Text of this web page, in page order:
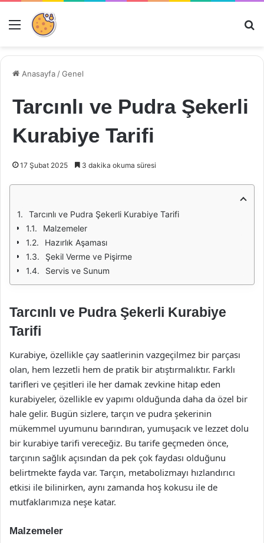
Menü
Anasayfa /Genel
Tarcınlı ve Pudra Şekerli
Kurabiye Tarifi
17 Şubat 2025 3 dakika okuma süresi
Tarcınlı ve Pudra Şekerli Kurabiye Tarifi
Malzemeler
Hazırlık Aşaması
Şekil Verme ve Pişirme
Servis ve Sunum
Tarcınlı ve Pudra Şekerli Kurabiye
Tarifi
Kurabiye, özellikle çay saatlerinin vazgeçilmez bir parçası
olan, hem lezzetli hem de pratik bir atıştırmalıktır. Farklı
tarifleri ve çeşitleri ile her damak zevkine hitap eden
kurabiyeler, özellikle ev yapımı olduğunda daha da özel bir
hale gelir. Bugün sizlere, tarçın ve pudra şekerinin
mükemmel uyumunu barındıran, yumuşacık ve lezzet dolu
bir kurabiye tarifi vereceğiz. Bu tarife geçmeden önce,
tarçının sağlık açısından da pek çok faydası olduğunu
belirtmekte fayda var. Tarçın, metabolizmayı hızlandırıcı
etkisi ile bilinirken, aynı zamanda hoş kokusu ile de
mutfaklarımıza neşe katar.
Malzemeler